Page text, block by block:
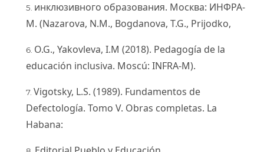
инклюзивного образования. Москва: ИНФРА-
М. (Nazarova, N.M., Bogdanova, T.G., Prijodko,
O.G., Yakovleva, I.М (2018). Pedagogía de la
educación inclusiva. Moscú: INFRA-M).
Vigotsky, L.S. (1989). Fundamentos de
Defectología. Tomo V. Obras completas. La
Habana: